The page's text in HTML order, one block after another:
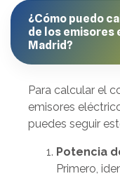
¿Cómo puedo
de los emisores
Madrid?
Para calcular el
emisores
puedes seguir
Potencia
Primero,